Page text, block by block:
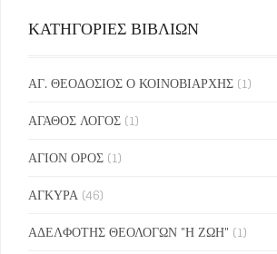
ΚΑΤΗΓΟΡΙΕΣ ΒΙΒΛΙΩΝ
ΑΓ. ΘΕΟΔΟΣΙΟΣ Ο ΚΟΙΝΟΒΙΑΡΧΗΣ (1)
ΑΓΑΘΟΣ ΛΟΓΟΣ (1)
ΑΓΙΟΝ ΟΡΟΣ (1)
ΑΓΚΥΡΑ (46)
ΑΔΕΛΦΟΤΗΣ ΘΕΟΛΟΓΩΝ "Η ΖΩΗ" (1)